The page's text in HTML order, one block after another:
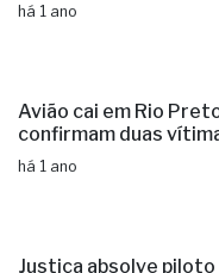
há 1 ano
Avião cai em Rio
confirmam duas
há 1 ano
Justiça absolve